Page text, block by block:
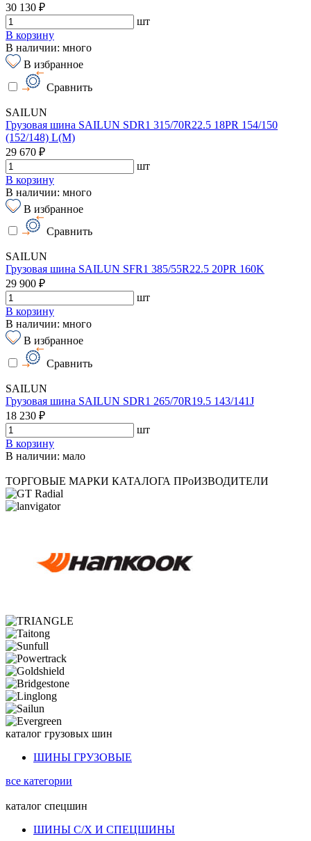
30 130 ₽
шт
В корзину
В наличии: много
В избранное
Сравнить
SAILUN
Грузовая шина SAILUN SDR1 315/70R22.5 18PR 154/150
(152/148) L(M)
29 670 ₽
шт
В корзину
В наличии: много
В избранное
Сравнить
SAILUN
Грузовая шина SAILUN SFR1 385/55R22.5 20PR 160K
29 900 ₽
шт
В корзину
В наличии: много
В избранное
Сравнить
SAILUN
Грузовая шина SAILUN SDR1 265/70R19.5 143/141J
18 230 ₽
шт
В корзину
В наличии: мало
ТОРГОВЫЕ МАРКИ КАТАЛОГА ПРоИЗВОДИТЕЛИ
каталог грузовых шин
ШИНЫ ГРУЗОВЫЕ
все категории
каталог спецшин
ШИНЫ С/Х И СПЕЦШИНЫ